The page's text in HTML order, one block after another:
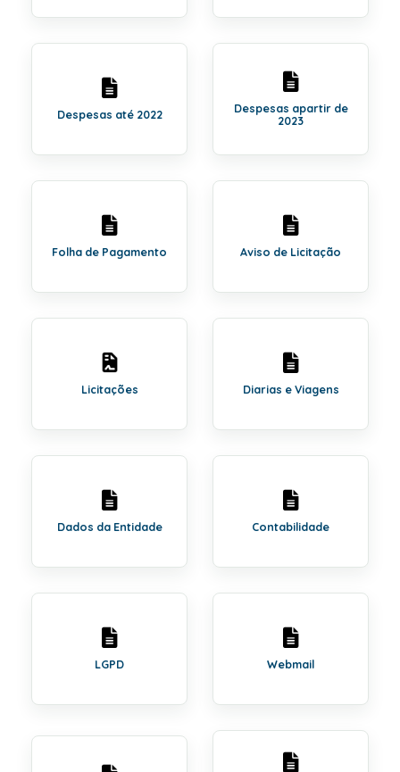
Despesas até 2022
Despesas apartir de
2023
Folha de Pagamento Aviso de Licitação
Licitações Diarias e Viagens
Dados da Entidade Contabilidade
LGPD Webmail